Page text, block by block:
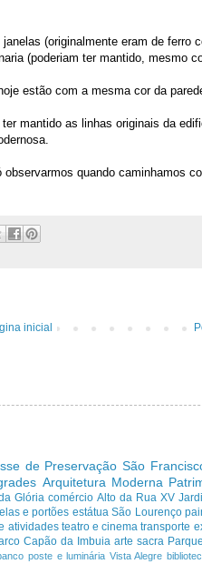
(originalmente eram de ferro
(poderiam ter mantido, mesmo
estão com a mesma cor da
mantido as linhas originais da
quando caminhamos
inicial
de Preservação São
Arquitetura Moderna
Glória comércio Alto da Rua XV
e portões estátua São Lourenço
atividades teatro e cinema transporte
Capão da Imbuia arte sacra Parque
poste e luminária Vista Alegre